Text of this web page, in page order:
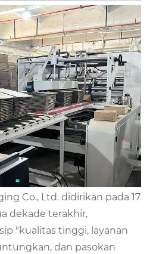
Co., Ltd. didirikan pada 17
dekade terakhir,
"kualitas tinggi, layanan
dan pasokan